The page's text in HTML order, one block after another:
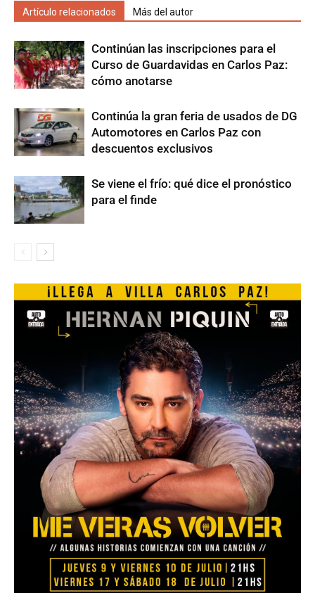
Artículo relacionados Más del autor
Continúan las inscripciones para el
Curso de Guardavidas en Carlos Paz:
cómo anotarse
Continúa la gran feria de usados de DG
Automotores en Carlos Paz con
descuentos exclusivos
Se viene el frío: qué dice el pronóstico
para el finde